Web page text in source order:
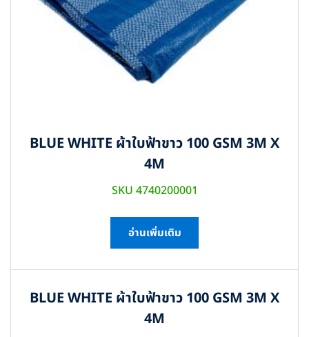
BLUE WHITE ผ้าใบฟ้าขาว 100 GSM 3M X
4M
SKU 4740200001
อ่านเพิ่มเติม
BLUE WHITE ผ้าใบฟ้าขาว 100 GSM 3M X
4M